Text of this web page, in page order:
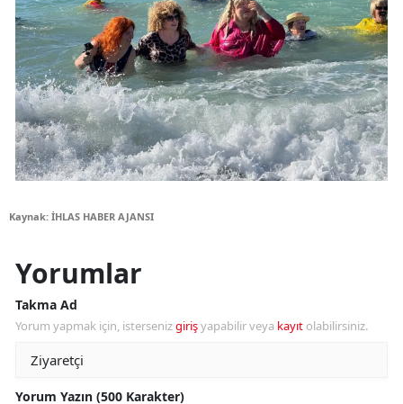
Kaynak: İHLAS HABER AJANSI
Yorumlar
Takma Ad
Yorum yapmak için, istersenizgirişyapabilir veya kayıt olabilirsiniz.
Yorum Yazın (500 Karakter)